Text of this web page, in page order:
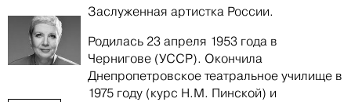
Заслуженная артистка России.
Родилась 23 апреля 1953 года в
Чернигове (УССР). Окончила
Днепропетровское театральное училище в
1975 году (курс Н.М. Пинской) и